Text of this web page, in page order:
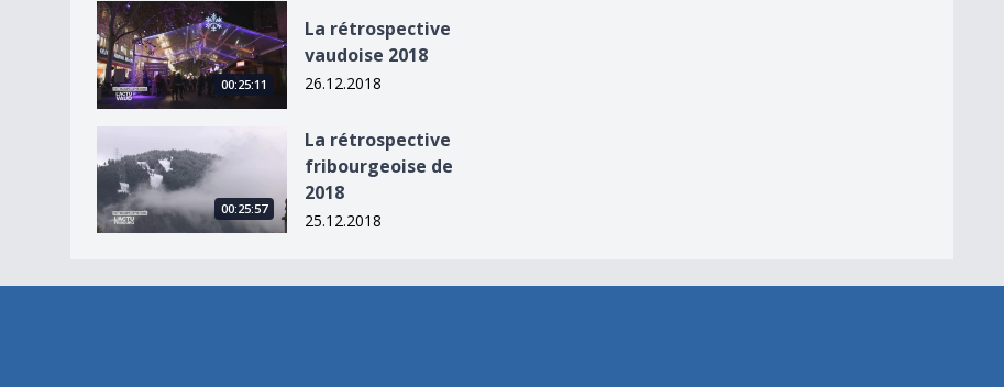
La rétrospective vaudoise 2018
00:25:11
La rétrospective
vaudoise 2018
26.12.2018
La rétrospective fribourgeoise de 2018
00:25:57
La rétrospective
fribourgeoise de
2018
25.12.2018